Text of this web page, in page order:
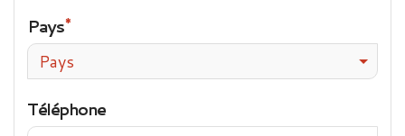
Pays
Pays
Téléphone